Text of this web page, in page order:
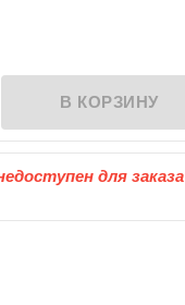
для заказа